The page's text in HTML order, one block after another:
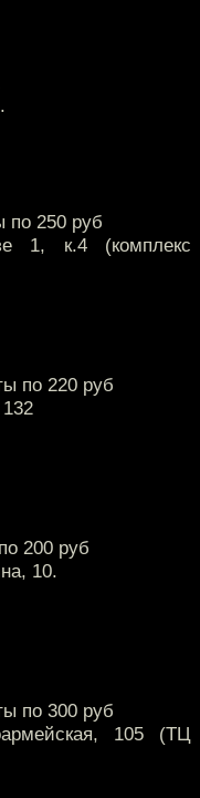
по 250 руб
1, к.4 (комплекс
по 220 руб
200 руб
10.
по 300 руб
105 (ТЦ